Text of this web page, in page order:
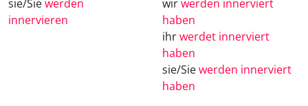
sie/Siewerden
innervieren
wirwerden innerviert
haben
ihrwerdet innerviert
haben
sie/Siewerden innerviert
haben